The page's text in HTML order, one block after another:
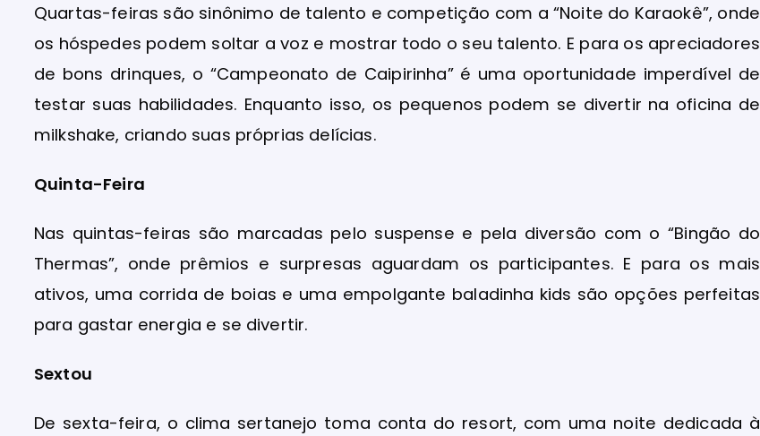
Quartas-feiras são sinônimo de talento e competição com a “Noite do Karaokê”, onde
os hóspedes podem soltar a voz e mostrar todo o seu talento. E para os apreciadores
de bons drinques, o “Campeonato de Caipirinha” é uma oportunidade imperdível de
testar suas habilidades. Enquanto isso, os pequenos podem se divertir na oficina de
milkshake, criando suas próprias delícias.
Quinta-Feira
Nas quintas-feiras são marcadas pelo suspense e pela diversão com o “Bingão do
Thermas”, onde prêmios e surpresas aguardam os participantes. E para os mais
ativos, uma corrida de boias e uma empolgante baladinha kids são opções perfeitas
para gastar energia e se divertir.
Sextou
De sexta-feira, o clima sertanejo toma conta do resort, com uma noite dedicada à